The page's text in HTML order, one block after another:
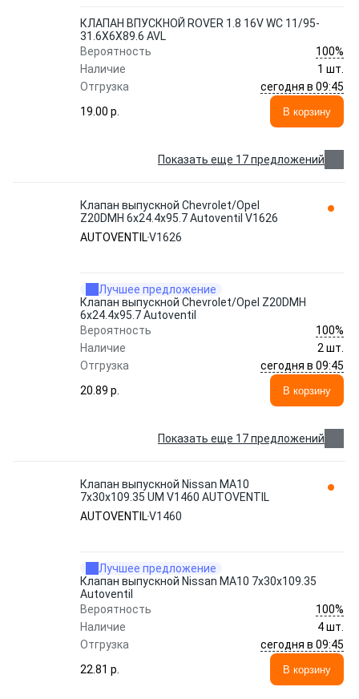
КЛАПАН ВПУСКНОЙ ROVER 1.8 16V WC 11/95-
31.6X6X89.6 AVL
Вероятность
100%
Наличие
1 шт.
Отгрузка
сегодня в 09:45
19.00 p.
В корзину
Показать еще 17 предложений
Клапан выпускной Chevrolet/Opel
Z20DMH 6x24.4x95.7 Autoventil V1626
AUTOVENTILV1626
Лучшее предложение
Клапан выпускной Chevrolet/Opel Z20DMH
6x24.4x95.7 Autoventil
Вероятность
100%
Наличие
2 шт.
Отгрузка
сегодня в 09:45
20.89 p.
В корзину
Показать еще 17 предложений
Клапан выпускной Nissan MA10
7x30x109.35 UM V1460 AUTOVENTIL
AUTOVENTILV1460
Лучшее предложение
Клапан выпускной Nissan MA10 7x30x109.35
Autoventil
Вероятность
100%
Наличие
4 шт.
Отгрузка
сегодня в 09:45
22.81 p.
В корзину